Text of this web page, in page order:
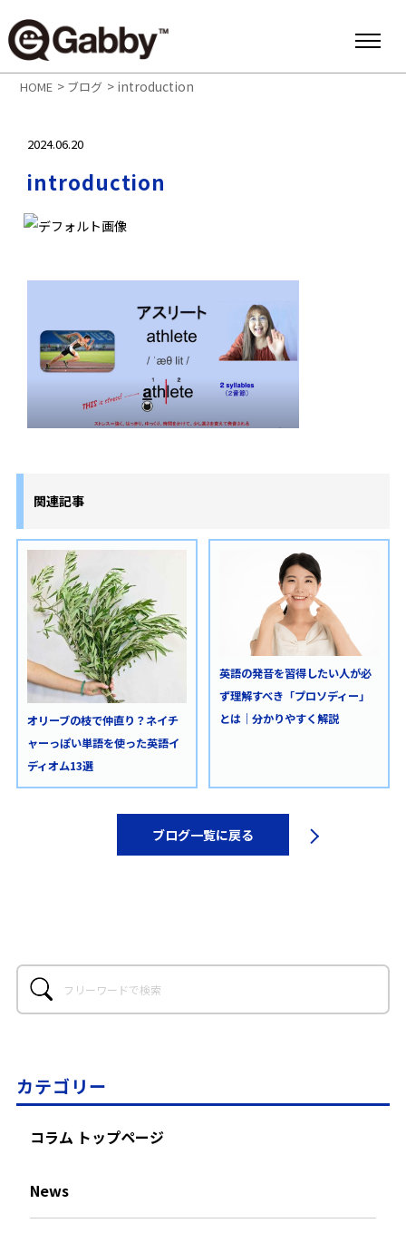
HOME > ブログ > introduction
2024.06.20
introduction
関連記事
オリーブの枝で仲直り？ネイチ
ャーっぽい単語を使った英語イ
ディオム13選
英語の発音を習得したい人が必
ず理解すべき「プロソディー」
とは｜分かりやすく解説
ブログ一覧に戻る
カテゴリー
コラム トップページ
News